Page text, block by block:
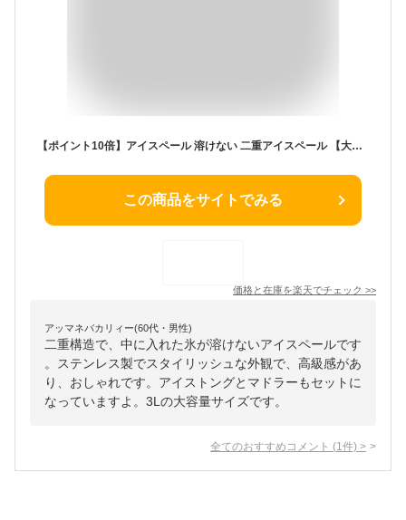
【ポイント10倍】アイスペール 溶けない 二重アイスペール 【大容量3.0リットル】ステンレス 日本製アイストング マドラー付セット
この商品をサイトでみる
価格と在庫を楽天でチェック >>
アッマネバカリィー(60代・男性)
二重構造で、中に入れた氷が溶けないアイスペールです
。ステンレス製でスタイリッシュな外観で、高級感があ
り、おしゃれです。アイストングとマドラーもセットに
なっていますよ。3Lの大容量サイズです。
全てのおすすめコメント (1 件) >